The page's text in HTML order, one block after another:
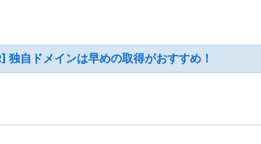
独自ドメインは早めの取得がおすすめ！